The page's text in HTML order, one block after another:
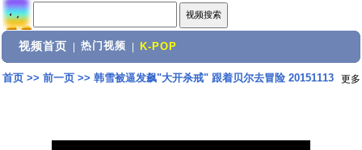
视频首页 热门视频 K-POP
首页>> 前一页>> 韩雪被逼发飙"大开杀戒" 跟着贝尔去冒险 20151113 更多